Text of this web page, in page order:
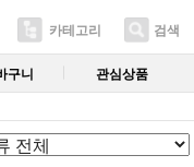
카테고리 검색
구니 관심상품